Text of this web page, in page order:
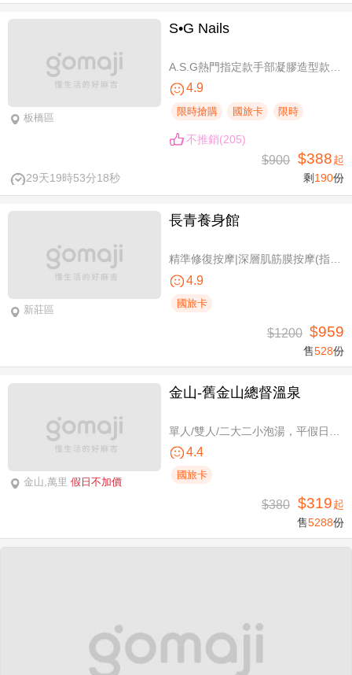
板橋區
S•G Nails
A.S.G熱門指定款手部凝膠造型款110選1+輕保養(款式不定期更換，可換色) / B.約會過節好心情S.G 風格系-足部凝膠造型款110選1+輕保養(款式不定期更換，可換色) / C.簡簡單單好穿搭！手部凝膠上色+輕保養 / D.脫掉襪子不尷尬！足部凝膠上色+輕保養
4.9
限時搶購 國旅卡 限時
不推銷(205)
29天19時53分18秒
$900 $388起
剩 190份
新莊區
長青養身館
精準修復按摩|深層肌筋膜按摩(指壓/指油壓 二選一)+(滑罐/舒刮 二選一)全程75分(手技75分)
4.9
國旅卡
$1200 $959
售528份
金山,萬里 假日不加價
金山-舊金山總督溫泉
4.4
國旅卡
$380 $319起
售5288份